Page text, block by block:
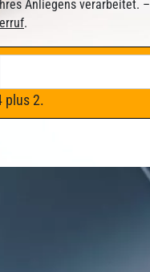
Anliegens verarbeitet. –
.
plus 2.